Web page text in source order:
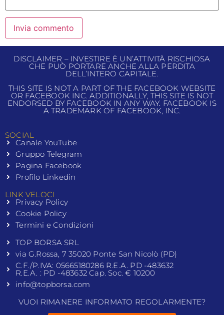
DISCLAIMER – INVESTIRE È UN’ATTIVITÀ RISCHIOSA
CHE PUÒ PORTARE ANCHE ALLA PERDITA
DELL’INTERO CAPITALE.
THIS SITE IS NOT A PART OF THE FACEBOOK WEBSITE
OR FACEBOOK INC. ADDITIONALLY, THIS SITE IS NOT
ENDORSED BY FACEBOOK IN ANY WAY. FACEBOOK IS
A TRADEMARK OF FACEBOOK, INC.
SOCIAL
Canale YouTube
Gruppo Telegram
Pagina Facebook
Profilo Linkedin
LINK VELOCI
Privacy Policy
Cookie Policy
Termini e Condizioni
TOP BORSA SRL
via G.Rossa, 7 35020 Ponte San Nicolò (PD)
C.F./P.IVA: 05665180286 R.E.A. PD -483632
R.E.A. : PD -483632 Cap. Soc. € 10200
info@topborsa.com
VUOI RIMANERE INFORMATO REGOLARMENTE?